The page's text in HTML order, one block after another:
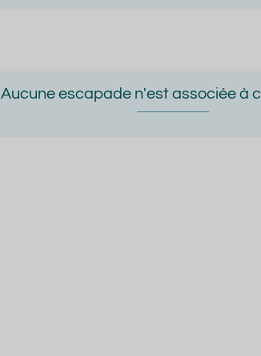
Aucune escapade n'est associée à